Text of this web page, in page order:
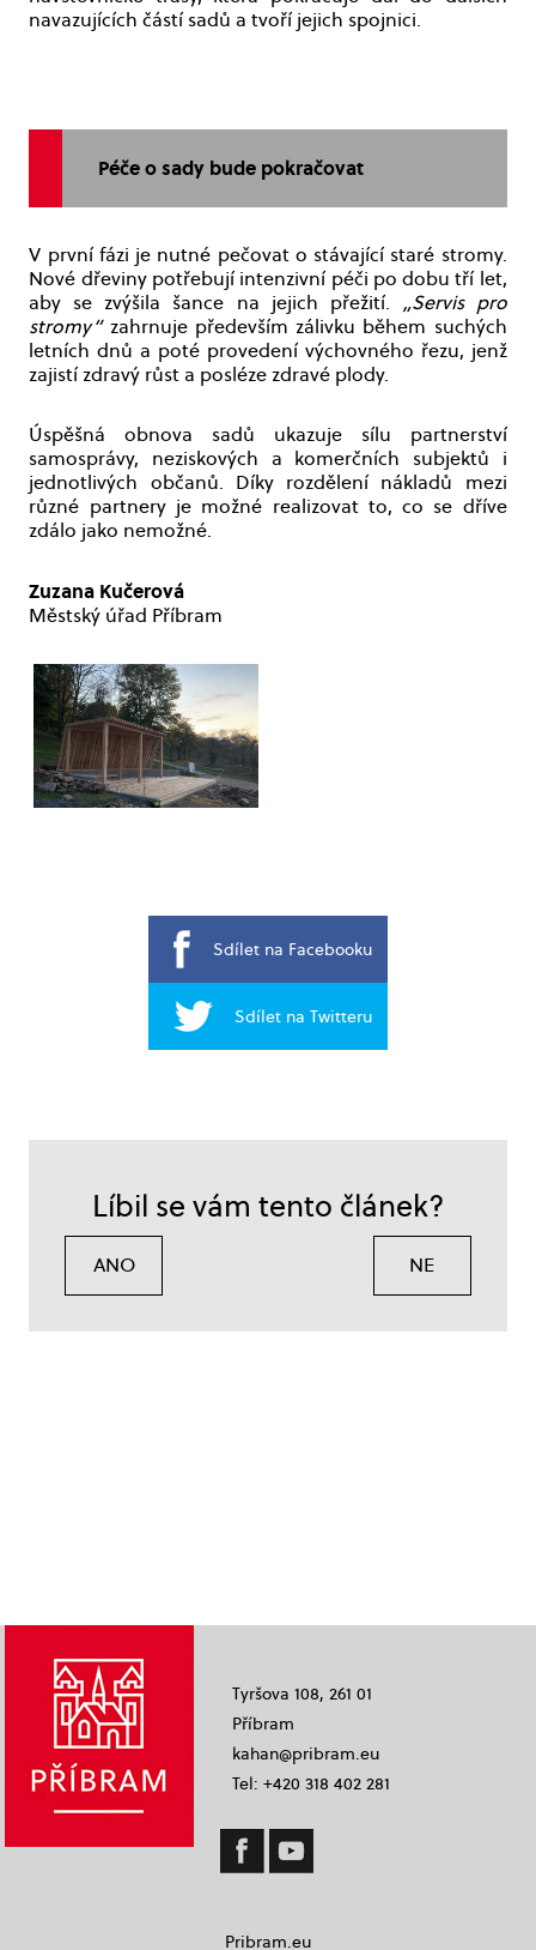
navazujících částí sadů a tvoří jejich spojnici.
Péče o sady bude pokračovat
V první fázi je nutné pečovat o stávající staré stromy.
Nové dřeviny potřebují intenzivní péči po dobu tří let,
aby se zvýšila šance na jejich přežití. „Servis pro
stromy“zahrnuje především zálivku během suchých
letních dnů a poté provedení výchovného řezu, jenž
zajistí zdravý růst a posléze zdravé plody.
Úspěšná obnova sadů ukazuje sílu partnerství
samosprávy, neziskových a komerčních subjektů i
jednotlivých občanů. Díky rozdělení nákladů mezi
různé partnery je možné realizovat to, co se dříve
zdálo jako nemožné.
Zuzana Kučerová
Městský úřad Příbram
Sdílet na Facebooku
Sdílet na Twitteru
Líbil se vám tento článek?
ANO NE
Tyršova 108, 261 01
Příbram
kahan@pribram.eu
Tel: +420 318 402 281
Pribram.eu